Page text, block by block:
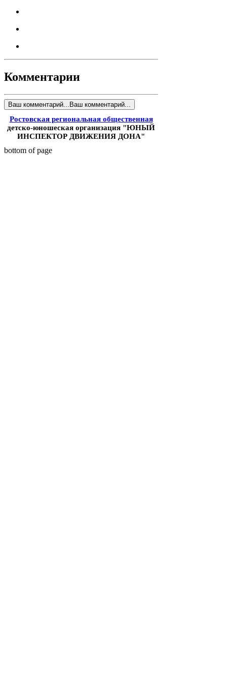
Комментарии
Ваш комментарий... Ваш комментарий...
Ростовская региональная общественная
детско-юношеская организация "ЮНЫЙ
ИНСПЕКТОР ДВИЖЕНИЯ ДОНА"
bottom of page